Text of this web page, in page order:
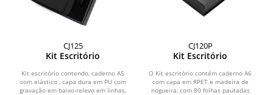
CJ125
Kit Escritório
Kit escritório contendo, caderno A5
com elástico , capa dura em PU com
gravação em baixo-relevo em linhas,
CJ120P
Kit Escritório
O Kit escritório contém caderno A6
com capa em RPET e madeira de
nogueira, com 80 folhas pautadas